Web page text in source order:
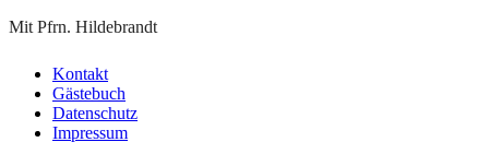
Mit Pfrn. Hildebrandt
Kontakt
Gästebuch
Datenschutz
Impressum